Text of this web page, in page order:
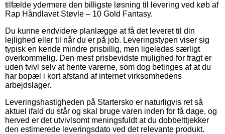
tilfælde ydermere den billigste løsning til levering ved køb af
Rap Håndlavet Støvle – 10 Gold Fantasy.
Du kunne endvidere planlægge at få det leveret til din
lejlighed eller til når du er på job. Leveringstypen viser sig
typisk en kende mindre prisbillig, men ligeledes særligt
overkommelig. Den mest prisbevidste mulighed for fragt er
uden tvivl selv at hente varerne, som dog betinges af at du
har bopæl i kort afstand af internet virksomhedens
arbejdslager.
Leveringshastigheden på Startersko er naturligvis ret så
aktuel ifald du står og skal bruge varen inden for få dage, og
herved er det utvivlsomt meningsfuldt at du dobbelttjekker
den estimerede leveringsdato ved det relevante produkt.